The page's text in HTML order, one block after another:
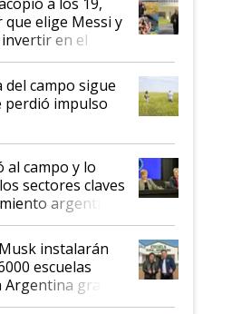
elige Messi y
en el
era como "darle
para droga":
el libertario
crisis salió
del campo sigue
perdió impulso
al campo y lo
sectores claves
argentino
instalarán
escuelas
gracias
con Starlink